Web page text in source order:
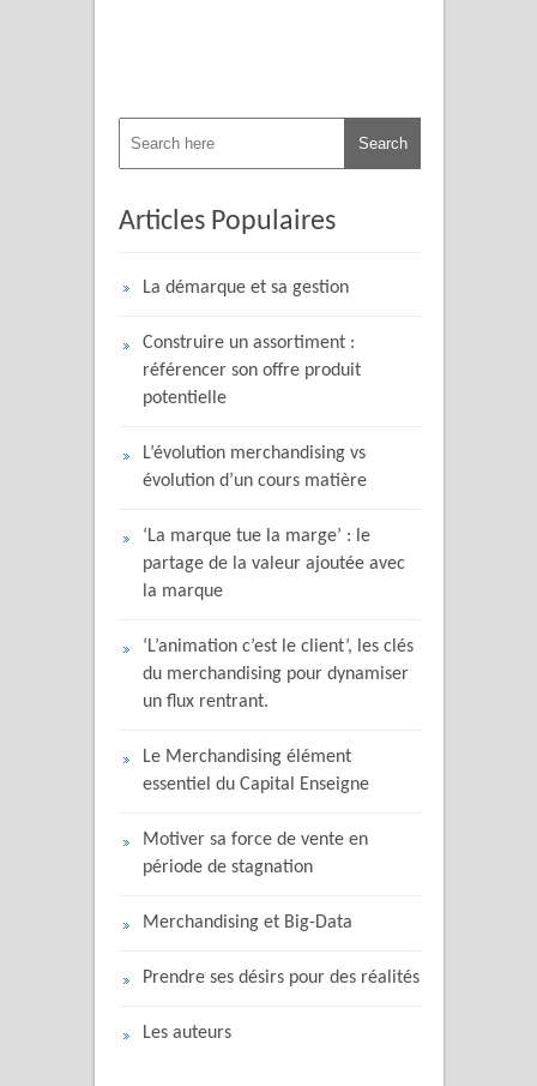
Articles Populaires
La démarque et sa gestion
Construire un assortiment :
référencer son offre produit
potentielle
L’évolution merchandising vs
évolution d’un cours matière
‘La marque tue la marge’ : le
partage de la valeur ajoutée avec
la marque
‘L’animation c’est le client’, les clés
du merchandising pour dynamiser
un flux rentrant.
Le Merchandising élément
essentiel du Capital Enseigne
Motiver sa force de vente en
période de stagnation
Merchandising et Big-Data
Prendre ses désirs pour des réalités
Les auteurs